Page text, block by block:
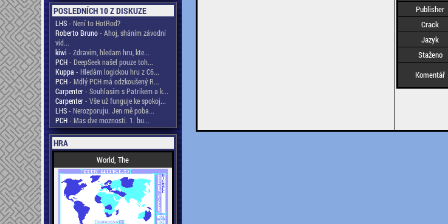
POSLEDNÍCH 10 Z DISKUZE
LHS- Není to HotRod?
Roberto Bruno- Ahoj, sháním závodní
vid...
kiwi - Zdravim, hledam hru, kte...
PCH- DeepSeek našel pouze toh...
Kuppa - Hledám logickou hru z C6...
PCH- Mdlý PCH má odzkoušený R...
Carpenter- Souhlasím s Patrikem a k...
Carpenter- Vše už funguje ke spokoj...
LHS- Nerozporuju. Jen mě poba...
PCH- Mas dve moznosti. 1. bu...
HRA
World, The
Publisher
Crack
Jazyk
Staženo
Komentář